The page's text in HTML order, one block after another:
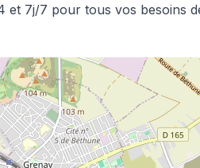
et 7j/7 pour tous vos besoins